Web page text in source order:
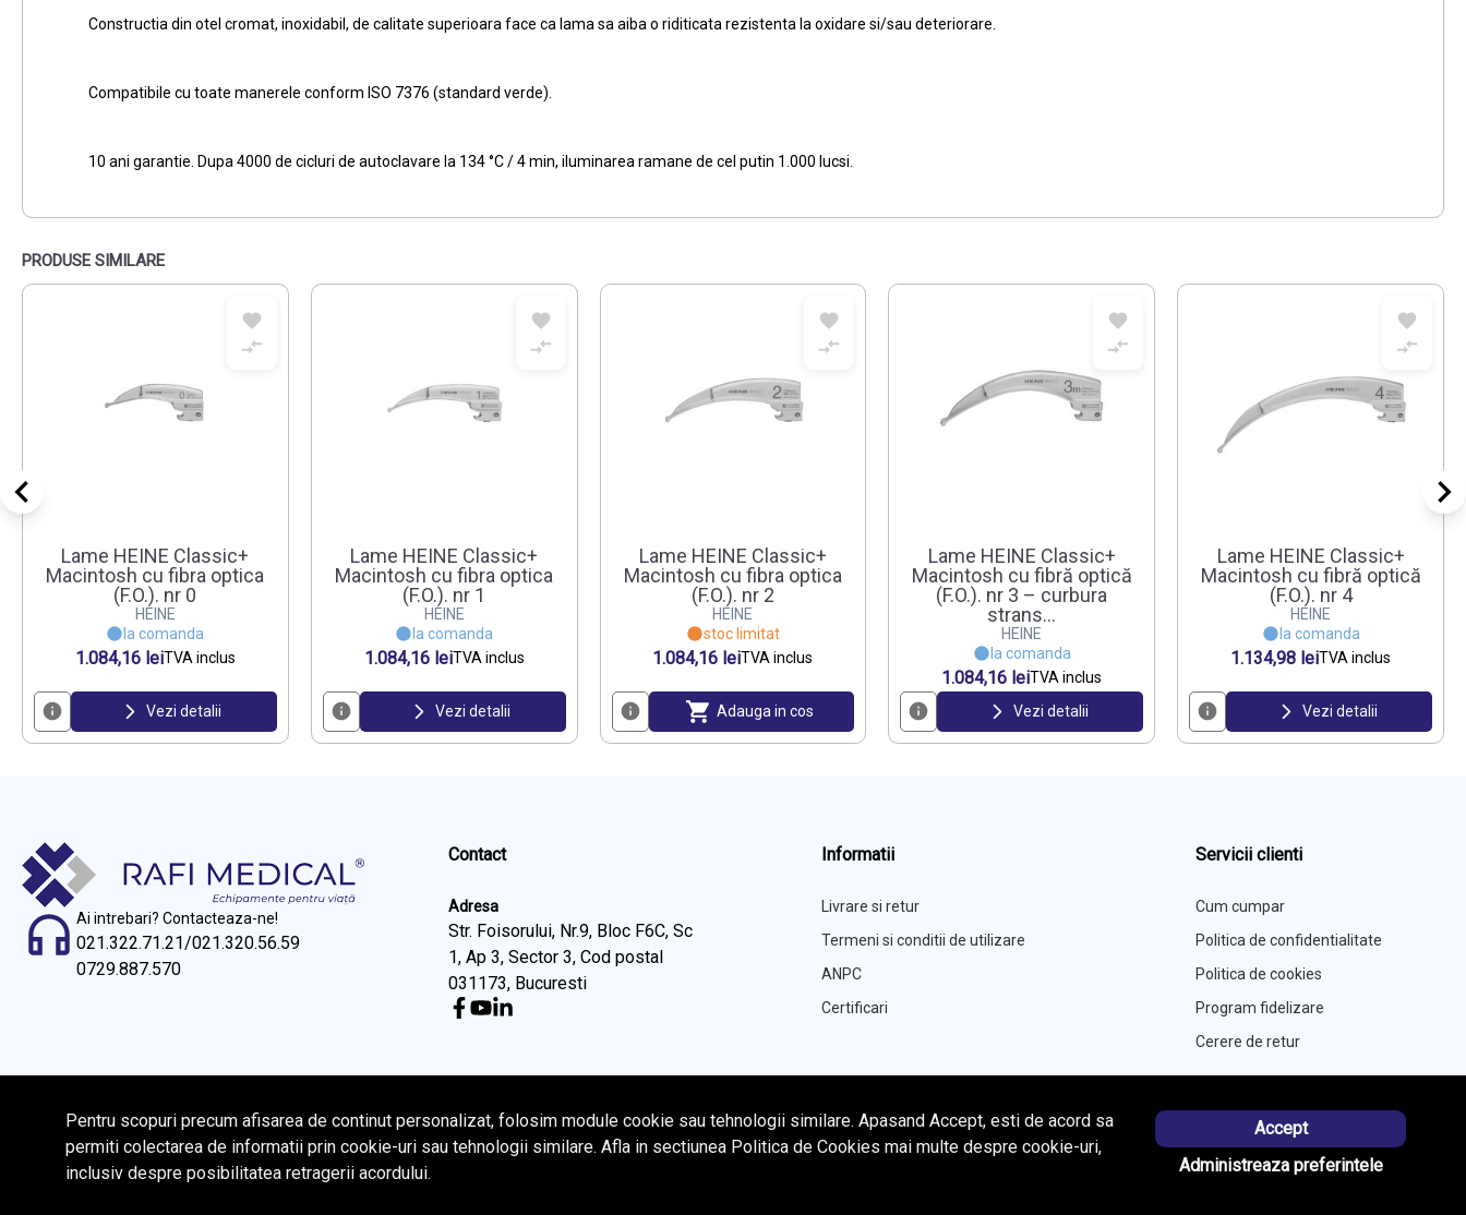
Constructia din otel cromat, inoxidabil, de calitate superioara face ca lama sa aiba o riditicata rezistenta la oxidare si/sau deteriorare.
Compatibile cu toate manerele conform ISO 7376 (standard verde).
10 ani garantie. Dupa 4000 de cicluri de autoclavare la 134 °C / 4 min, iluminarea ramane de cel putin 1.000 lucsi.
PRODUSE SIMILARE
Lame HEINE Classic+
Macintosh cu fibra optica
(F.O.). nr 0
HEINE
la comanda
1.084,16 leiTVA inclus
Vezi detalii
Lame HEINE Classic+
Macintosh cu fibra optica
(F.O.). nr 1
HEINE
la comanda
1.084,16 leiTVA inclus
Vezi detalii
Lame HEINE Classic+
Macintosh cu fibra optica
(F.O.). nr 2
HEINE
stoc limitat
1.084,16 leiTVA inclus
Adauga in cos
Lame HEINE Classic+
Macintosh cu fibră optică
(F.O.). nr 3 – curbura
strans...
HEINE
la comanda
1.084,16 leiTVA inclus
Vezi detalii
Lame HEINE Classic+
Macintosh cu fibră optică
(F.O.). nr 4
HEINE
la comanda
1.134,98 leiTVA inclus
Vezi detalii
Ai intrebari? Contacteaza-ne!
021.322.71.21/021.320.56.59
0729.887.570
Contact
Adresa
Str. Foisorului, Nr.9, Bloc F6C, Sc
1, Ap 3, Sector 3, Cod postal
031173, Bucuresti
Informatii
Livrare si retur
Termeni si conditii de utilizare
ANPC
Certificari
Servicii clienti
Cum cumpar
Politica de confidentialitate
Politica de cookies
Program fidelizare
Cerere de retur
© Copyright 2026 Rafi Medical.Toate drepturile rezervate.
Portal B2Bpowered by
Pentru scopuri precum afisarea de continut personalizat, folosim module cookie sau tehnologii similare. Apasand Accept, esti de acord sa
permiti colectarea de informatii prin cookie-uri sau tehnologii similare. Afla in sectiunea Politica de Cookies mai multe despre cookie-uri,
inclusiv despre posibilitatea retragerii acordului.
Accept
Administreaza preferintele